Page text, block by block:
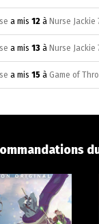
a mis 12 à Nurse Jackie
a mis 13 à Nurse Jackie
a mis 15 à Game of